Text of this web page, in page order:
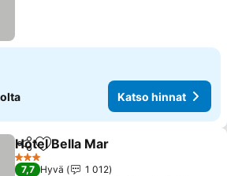
Katso hinnat
Jaa Lisää suosikkeihin
Hotel Bella Mar
3 Tähtiluokitus
7,7 Hyvä
1 012